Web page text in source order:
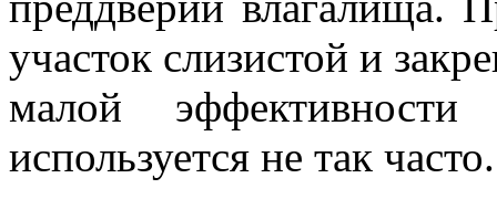
участок слизистой и
малой
используется не так часто.